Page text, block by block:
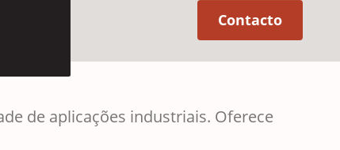
Contacto(Opens
de aplicações industriais. Oferece